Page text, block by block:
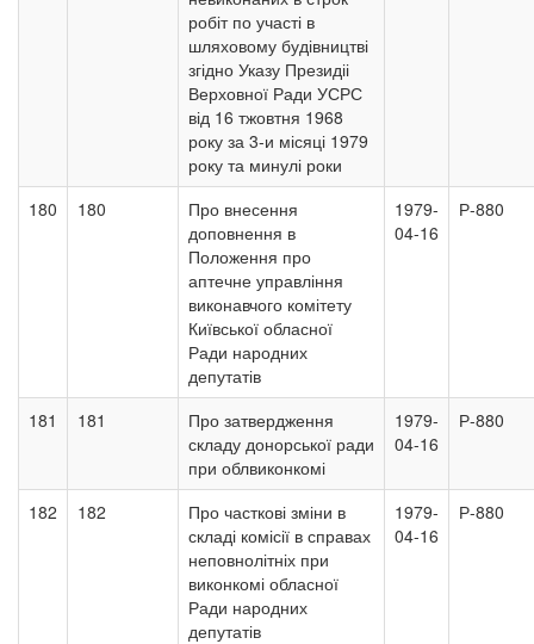
робіт по участі в
шляховому будівництві
згідно Указу Президіі
Верховної Ради УСРС
від 16 тжовтня 1968
року за 3-и місяці 1979
року та минулі роки
180 180
Про внесення
доповнення в
Положення про
аптечне управління
виконавчого комітету
Київської обласної
Ради народних
депутатів
1979-
04-16
Р-880
181 181
Про затвердження
складу донорської ради
при облвиконкомі
1979-
04-16
Р-880
182 182
Про часткові зміни в
складі комісії в справах
неповнолітніх при
виконкомі обласної
Ради народних
депутатів
1979-
04-16
Р-880